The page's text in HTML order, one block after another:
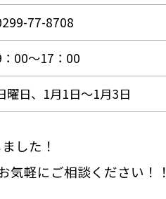
77-8708
00～17：00
曜日、1月1日～1月3日
した！
気軽にご相談ください！！